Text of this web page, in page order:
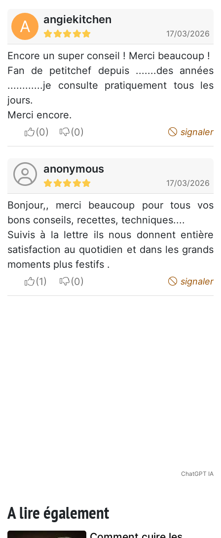
A angiekitchen
17/03/2026
Encore un super conseil ! Merci beaucoup !
Fan de petitchef depuis .......des années
............je consulte pratiquement tous les
jours.
Merci encore.
I apreciateI do not appreciate signaler
anonymous
17/03/2026
Bonjour,, merci beaucoup pour tous vos
bons conseils, recettes, techniques....
Suivis à la lettre ils nous donnent entière
satisfaction au quotidien et dans les grands
moments plus festifs .
I apreciateI do not appreciate signaler
ChatGPT IA
A lire également